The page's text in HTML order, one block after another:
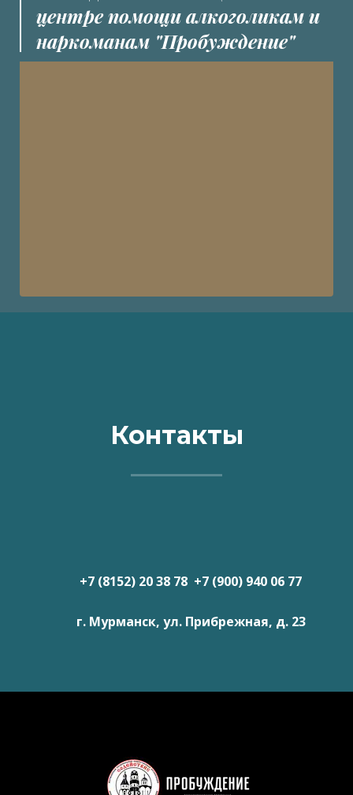
центре помощи алкоголикам и
наркоманам "Пробуждение"
Контакты
+7 (8152) 20 38 78 +7 (900) 940 06 77
г. Мурманск, ул. Прибрежная, д. 23